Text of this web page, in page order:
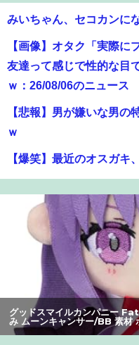
みいちゃん、セコカンに
【画像】オタク「実際に
友達って感じで性的な目
ｗ：26/08/06のニュース
【悲報】男が嫌いな男の
ｗ
【爆笑】最近のオスガキ
26/08/05のニュース
【動画】福岡の電車、複
ウンスが流れ大騒ぎ
【画像】美人すぎる女医
いいべｗｗｗｗ ：26/08/
【画像】井口裕香(36)、
いデカイｗｗｗｗｗｗｗ
グッドスマイルカンパニー
み ムーンキャンサー/BB 素材